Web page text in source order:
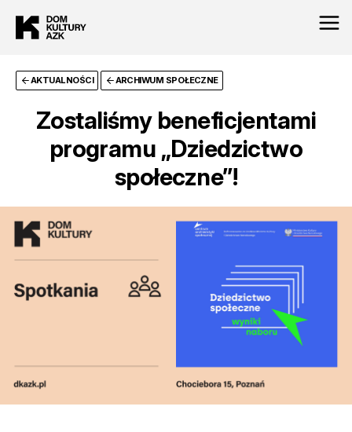
AKTUALNOŚCI ARCHIWUM SPOŁECZNE
Zostaliśmy beneficjentami
programu „Dziedzictwo
społeczne”!